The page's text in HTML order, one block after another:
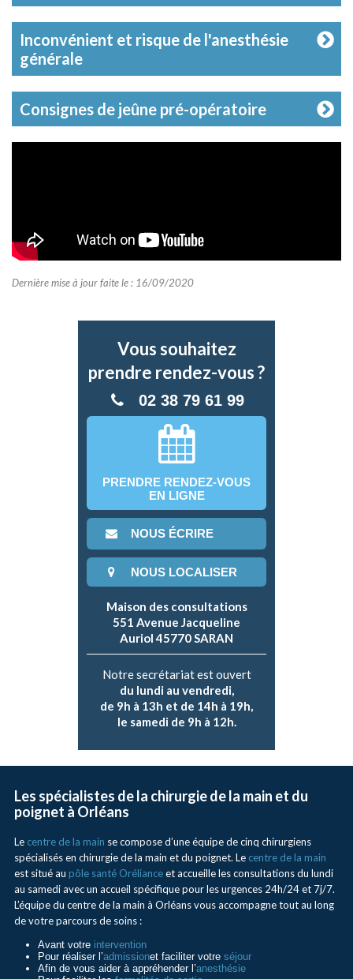
Inconvénient et risque de l'anesthésie
générale
Consignes de jeûne pré-opératoire
Dernière mise à jour faite le : 16/09/2020
Vous souhaitez
prendre rendez-vous ?
02 38 79 61 99
PRENDRE RENDEZ-VOUS
EN LIGNE
NOUS ÉCRIRE
NOUS LOCALISER
Maison des consultations
551 Avenue Jacqueline
Auriol 45770 SARAN
Notre secrétariat est ouvert
du lundi au vendredi,
de 9h à 13h et de 14h à 19h,
le samedi de 9h à 12h.
Les spécialistes de la chirurgie de la main et du
poignet à Orléans
Le centre de la main se compose d’une équipe de cinq chirurgiens
spécialisés en chirurgie de la main et du poignet. Le centre de la main
est situé au pôle santé Orélianceet accueille les consultations du lundi
au samedi avec un accueil spécifique pour les urgences 24h/24 et 7j/7.
L’équipe du centre de la main à Orléans vous accompagne tout au long
de votre parcours de soins :
Avant votre intervention
Pour réaliser l’admissionet faciliter votre séjour
Afin de vous aider à appréhender l’anesthésie